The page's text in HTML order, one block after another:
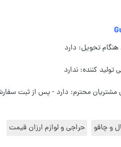
تحویل: دارد
کننده: ندارد
محترم: دارد - پس از ثبت
و چاقو حراجی و لوازم ارزان قیمت